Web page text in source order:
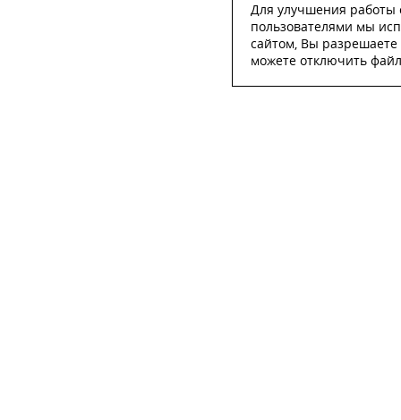
Для улучшения работы
пользователями мы
сайтом, Вы разрешаете
можете отключить